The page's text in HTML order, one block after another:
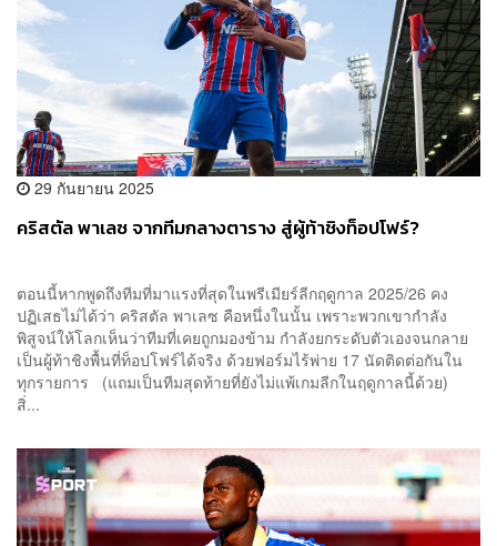
29 กันยายน 2025
คริสตัล พาเลซ จากทีมกลางตาราง สู่ผู้ท้าชิงท็อปโฟร์?
ตอนนี้หากพูดถึงทีมที่มาแรงที่สุดในพรีเมียร์ลีกฤดูกาล 2025/26 คง
ปฏิเสธไม่ได้ว่า คริสตัล พาเลซ คือหนึ่งในนั้น เพราะพวกเขากำลัง
พิสูจน์ให้โลกเห็นว่าทีมที่เคยถูกมองข้าม กำลังยกระดับตัวเองจนกลาย
เป็นผู้ท้าชิงพื้นที่ท็อปโฟร์ได้จริง ด้วยฟอร์มไร้พ่าย 17 นัดติดต่อกันใน
ทุกรายการ (แถมเป็นทีมสุดท้ายที่ยังไม่แพ้เกมลีกในฤดูกาลนี้ด้วย)
สิ่...